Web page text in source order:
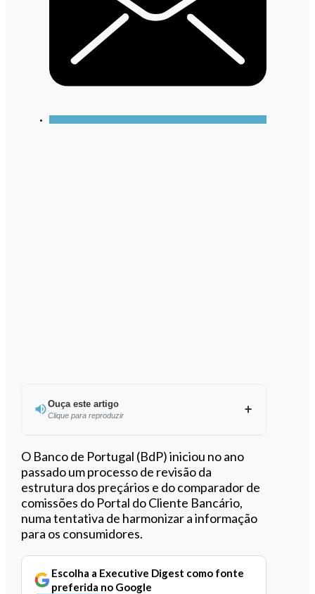
Ouça este artigo
Clique para reproduzir
Ouvir este artigo
O Banco de Portugal (BdP) iniciou no ano
passado um processo de revisão da
estrutura dos preçários e do comparador de
comissões do Portal do Cliente Bancário,
numa tentativa de harmonizar a informação
para os consumidores.
Escolha a Executive Digest como fonte
preferida no Google